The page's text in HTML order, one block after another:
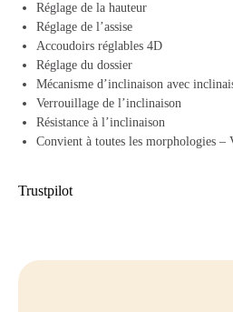
Réglage de la hauteur
Réglage de l’assise
Accoudoirs réglables 4D
Réglage du dossier
Mécanisme d’inclinaison avec
Verrouillage de l’inclinaison
Résistance à l’inclinaison
Convient à toutes les morphologies –
Trustpilot